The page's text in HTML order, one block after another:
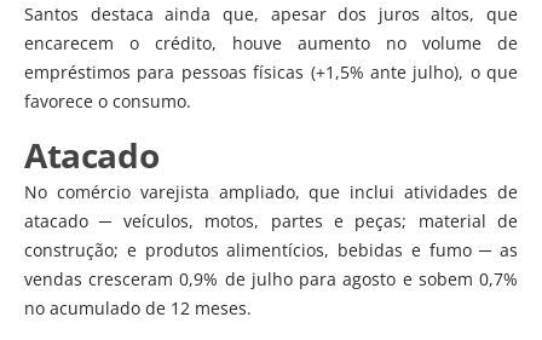
Santos destaca ainda que, apesar dos juros altos, que
encarecem o crédito, houve aumento no volume de
empréstimos para pessoas físicas (+1,5% ante julho), o que
favorece o consumo.
Atacado
No comércio varejista ampliado, que inclui atividades de
atacado ─ veículos, motos, partes e peças; material de
construção; e produtos alimentícios, bebidas e fumo ─ as
vendas cresceram 0,9% de julho para agosto e sobem 0,7%
no acumulado de 12 meses.